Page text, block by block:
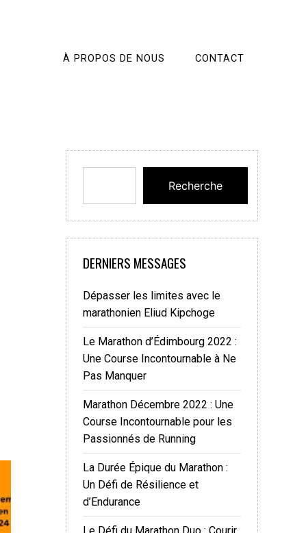
À PROPOS DE NOUS CONTACT
Recherche
DERNIERS MESSAGES
Dépasser les limites avec le
marathonien Eliud Kipchoge
Le Marathon d’Édimbourg 2022 :
Une Course Incontournable à Ne
Pas Manquer
Marathon Décembre 2022 : Une
Course Incontournable pour les
Passionnés de Running
La Durée Épique du Marathon :
Un Défi de Résilience et
d’Endurance